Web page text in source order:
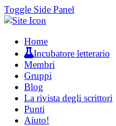
Toggle Side Panel
Home
Incubatore letterario
Membri
Gruppi
Blog
La rivista degli scrittori
Punti
Aiuto!